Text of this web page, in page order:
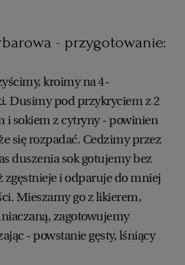
- przygotowanie:
kroimy na 4-
Dusimy pod przykryciem z 2
i sokiem z cytryny - powinien
się rozpadać. Cedzimy przez
duszenia sok gotujemy bez
zgęstnieje i odparuje do mniej
Mieszamy go z likierem,
zagotowujemy
- powstanie gęsty, lśniący